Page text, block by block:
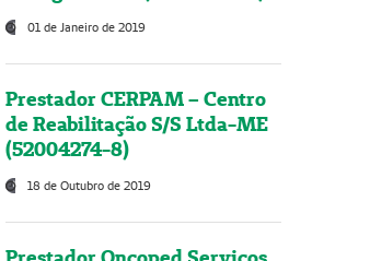
01 de Janeiro de 2019
Prestador CERPAM – Centro
de Reabilitação S/S Ltda-ME
(52004274-8)
18 de Outubro de 2019